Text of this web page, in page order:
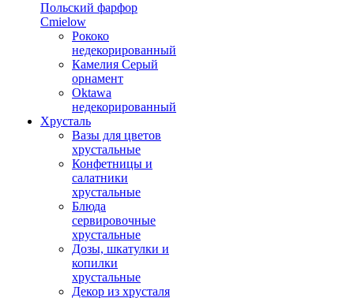
Польский фарфор
Сmielow
Рококо
недекорированный
Камелия Серый
орнамент
Oktawa
недекорированный
Хрусталь
Вазы для цветов
хрустальные
Конфетницы и
салатники
хрустальные
Блюда
сервировочные
хрустальные
Дозы, шкатулки и
копилки
хрустальные
Декор из хрусталя